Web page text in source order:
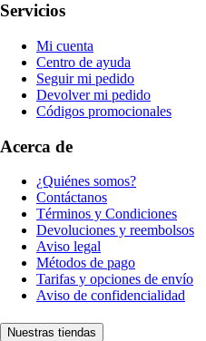
Servicios
Mi cuenta
Centro de ayuda
Seguir mi pedido
Devolver mi pedido
Códigos promocionales
Acerca de
¿Quiénes somos?
Contáctanos
Términos y Condiciones
Devoluciones y reembolsos
Aviso legal
Métodos de pago
Tarifas y opciones de envío
Aviso de confidencialidad
Nuestras tiendas